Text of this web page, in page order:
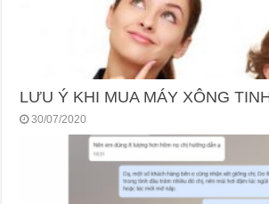
LƯU Ý KHI MUA MÁY XÔNG
30/07/2020